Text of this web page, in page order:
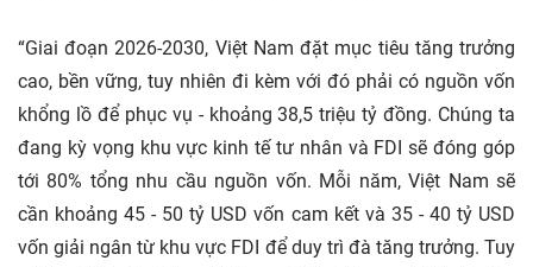
“Giai đoạn 2026-2030, Việt Nam đặt mục tiêu tăng trưởng
cao, bền vững, tuy nhiên đi kèm với đó phải có nguồn vốn
khổng lồ để phục vụ - khoảng 38,5 triệu tỷ đồng. Chúng ta
đang kỳ vọng khu vực kinh tế tư nhân và FDI sẽ đóng góp
tới 80% tổng nhu cầu nguồn vốn. Mỗi năm, Việt Nam sẽ
cần khoảng 45 - 50 tỷ USD vốn cam kết và 35 - 40 tỷ USD
vốn giải ngân từ khu vực FDI để duy trì đà tăng trưởng. Tuy